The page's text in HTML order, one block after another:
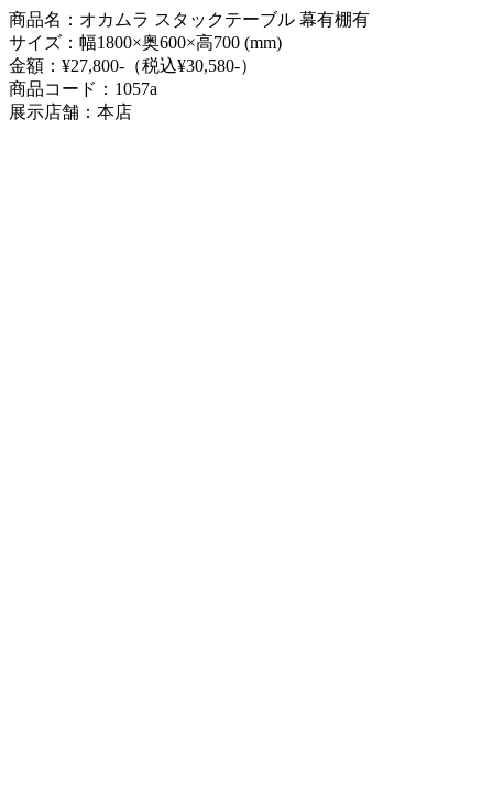
商品名：オカムラ スタックテーブル 幕有棚有
サイズ：幅1800×奥600×高700 (mm)
金額：¥27,800-（税込¥30,580-）
商品コード：1057a
展示店舗：本店